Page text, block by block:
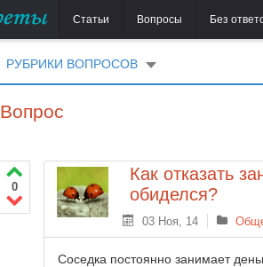
Статьи Вопросы Без
РУБРИКИ ВОПРОСОВ
Вопрос
0
Как отказать
обиделся?
03 Ноя, 14
Соседка постоянно занимает